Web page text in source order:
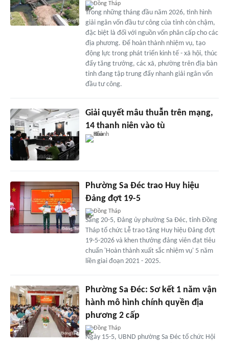
Đồng Tháp
Trong những tháng đầu năm 2026, tình hình
giải ngân vốn đầu tư công của tỉnh còn chậm,
đặc biệt là đối với nguồn vốn phân cấp cho các
địa phương. Để hoàn thành nhiệm vụ, tạo
động lực trong phát triển kinh tế - xã hội, thúc
đẩy tăng trưởng, các xã, phường trên địa bàn
tỉnh đang tập trung đẩy nhanh giải ngân vốn
đầu tư công.
Giải quyết mâu thuẫn trên mạng,
14 thanh niên vào tù
Phường Sa Đéc trao Huy hiệu
Đảng đợt 19-5
Đồng Tháp
Sáng 20-5, Đảng ủy phường Sa Đéc, tỉnh Đồng
Tháp tổ chức Lễ trao tặng Huy hiệu Đảng đợt
19-5-2026 và khen thưởng đảng viên đạt tiêu
chuẩn 'Hoàn thành xuất sắc nhiệm vụ' 5 năm
liền giai đoạn 2021 - 2025.
Phường Sa Đéc: Sơ kết 1 năm vận
hành mô hình chính quyền địa
phương 2 cấp
Đồng Tháp
Ngày 15-5, UBND phường Sa Đéc tổ chức Hội